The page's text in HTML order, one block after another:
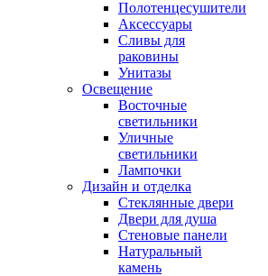
Полотенцесушители
Аксессуары
Сливы для
раковины
Унитазы
Освещение
Восточные
светильники
Уличные
светильники
Лампочки
Дизайн и отделка
Стеклянные двери
Двери для душа
Стеновые панели
Натуральный
камень